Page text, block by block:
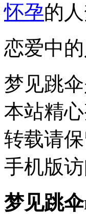
怀孕的
恋爱中
梦见跳
本站精
转载请保
手机版访
梦见跳